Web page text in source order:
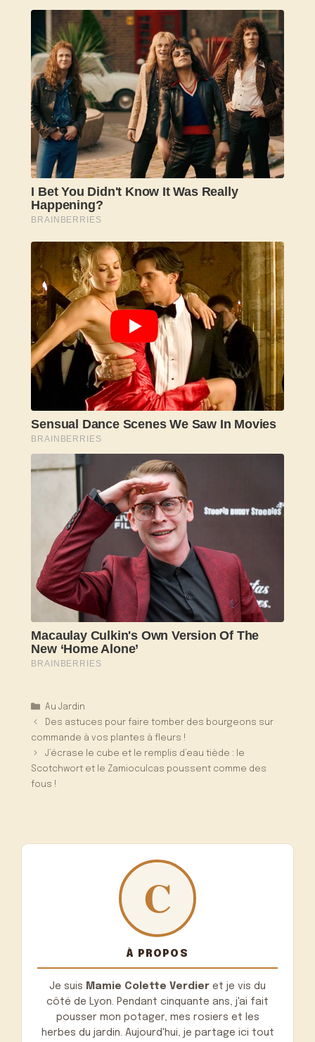
Catégories
Au Jardin
Des astuces pour faire tomber des bourgeons sur
commande à vos plantes à fleurs !
J’écrase le cube et le remplis d’eau tiède : le
Scotchwort et le Zamioculcas poussent comme des
fous !
À PROPOS
Je suis Mamie Colette Verdier et je vis du
côté de Lyon. Pendant cinquante ans, j'ai fait
pousser mon potager, mes rosiers et les
herbes du jardin. Aujourd'hui, je partage ici tout